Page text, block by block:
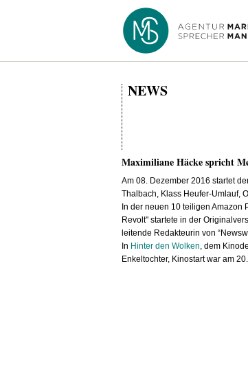
NEWS
Maximiliane Häcke spricht
Am 08. Dezember 2016 startet
Thalbach, Klass Heufer-Umlauf,
In der neuen 10 teiligen Amazon
Revolt" startete in der
leitende Redakteurin von
In Hinter den Wolken , dem
Enkeltochter, Kinostart war am